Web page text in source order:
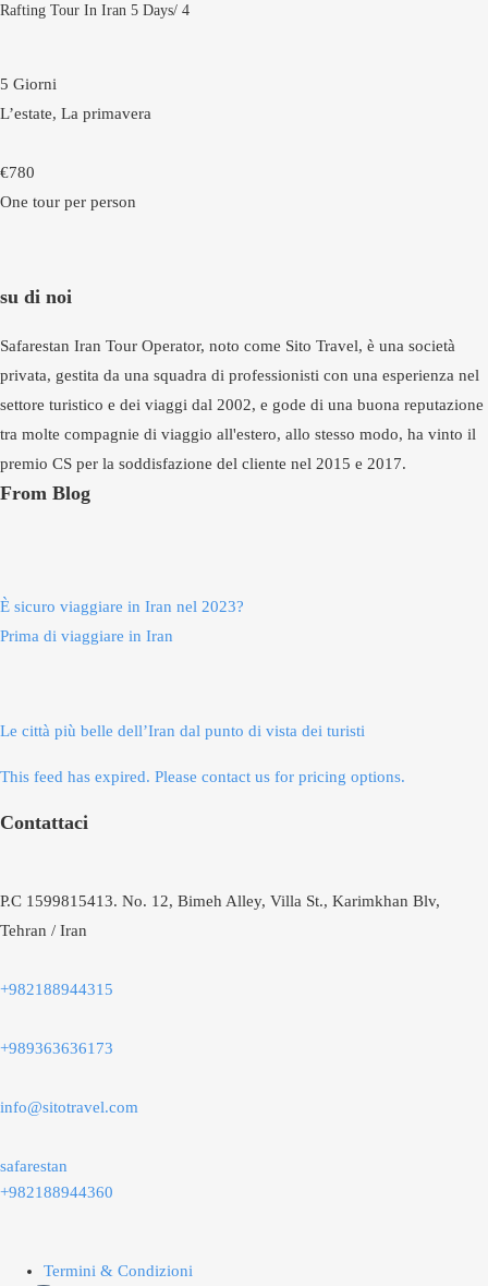
Rafting Tour In Iran 5 Days/ 4
5 Giorni
L’estate, La primavera
€780
One tour per person
su di noi
Safarestan Iran Tour Operator, noto come Sito Travel, è una società
privata, gestita da una squadra di professionisti con una esperienza nel
settore turistico e dei viaggi dal 2002, e gode di una buona reputazione
tra molte compagnie di viaggio all'estero, allo stesso modo, ha vinto il
premio CS per la soddisfazione del cliente nel 2015 e 2017.
From Blog
È sicuro viaggiare in Iran nel 2023?
Prima di viaggiare in Iran
Le città più belle dell’Iran dal punto di vista dei turisti
This feed has expired. Please contact us for pricing options.
Contattaci
P.C 1599815413. No. 12, Bimeh Alley, Villa St., Karimkhan Blv,
Tehran / Iran
+982188944315
+989363636173
info@sitotravel.com
safarestan
+982188944360
Termini & Condizioni